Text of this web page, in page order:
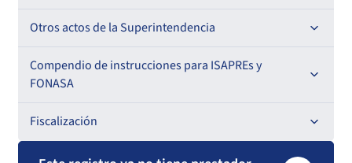
Decretos con Fuerza de Ley
Decretos
Para ISAPREs y FONASA
Circulares
Resoluciones
Para Prestadores Institucionales
Circulares internas
Circulares
Para Entidades Certificadoras
Otros actos de la Superintendencia
Antecedentes preparatorios de normas que afecten a
EMT Ley N° 20.416
Comisión Evaluadora de Licitaciones Públicas
Convenios de colaboración
Compendio de instrucciones para ISAPREs y
FONASA
Compendio Beneficios
Compendio de Archivos Maestros
Fiscalización
Informes de fiscalización